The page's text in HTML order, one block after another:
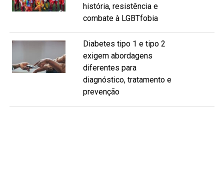
história, resistência e
combate à LGBTfobia
Diabetes tipo 1 e tipo 2
exigem abordagens
diferentes para
diagnóstico, tratamento e
prevenção